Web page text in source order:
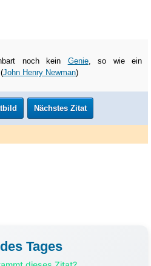
noch kein Genie, so wie ein
John Henry Newman)
Nächstes Zitat
Tages